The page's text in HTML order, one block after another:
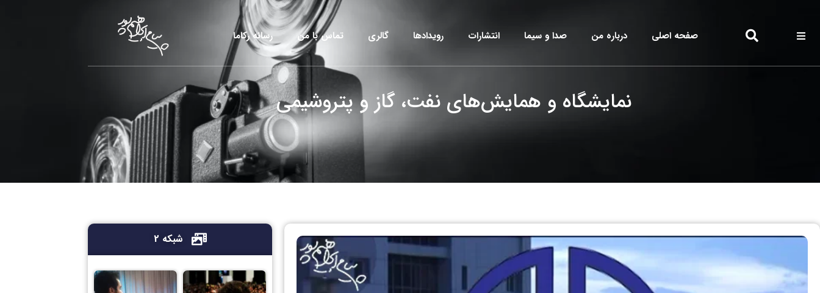
صفحه اصلی درباره من صدا و سیما انتشارات رویدادها گالری تماس با من رسانه رکاما
نمایشگاه و همایش‌های نفت، گاز و پتروشیمی
شبکه 2